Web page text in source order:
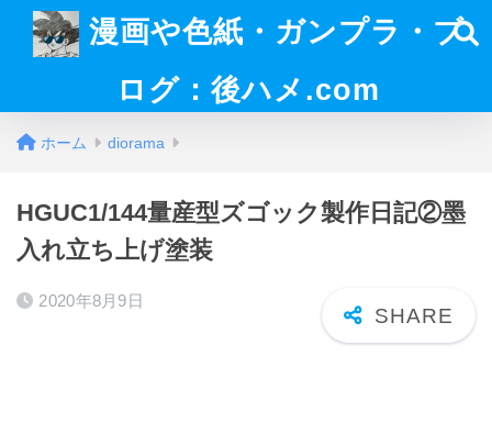
漫画や色紙・ガンプラ・ブ
ログ：後ハメ.com
ホーム diorama
HGUC1/144量産型ズゴック製作日記②墨
入れ立ち上げ塗装
2020年8月9日